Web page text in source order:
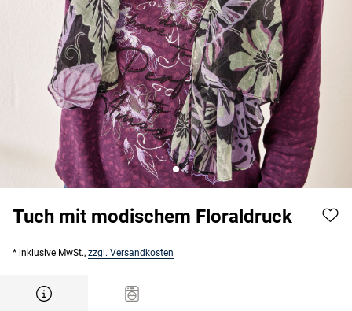
Tuch mit modischem Floraldruck
* inklusive MwSt., zzgl. Versandkosten